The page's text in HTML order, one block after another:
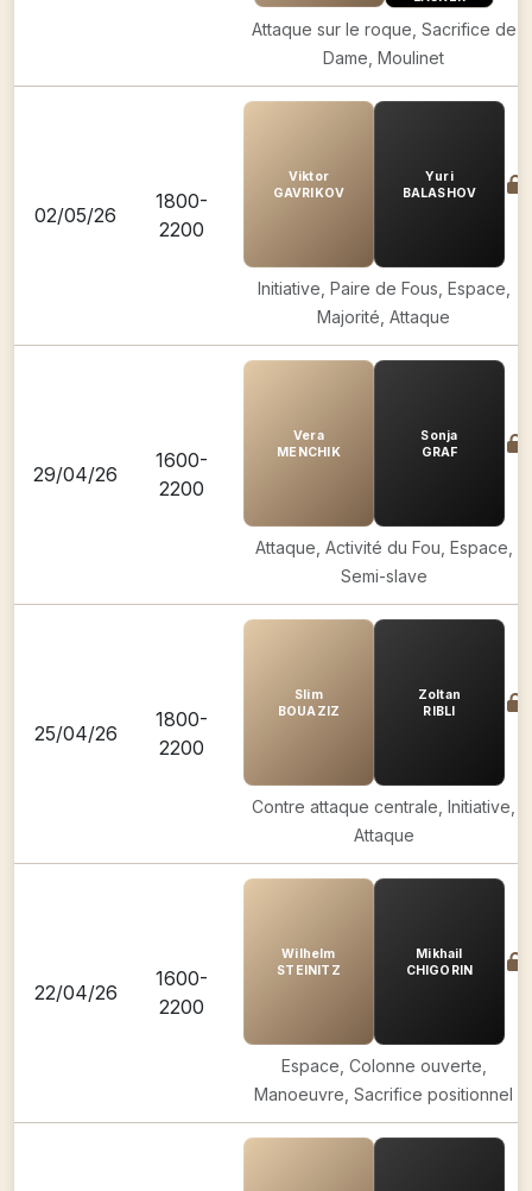
Attaque sur le roque, Sacrifice de
Dame, Moulinet
02/05/26
1800-
2200
Viktor
GAVRIKOV
Yuri
BALASHOV
Initiative, Paire de Fous, Espace,
Majorité, Attaque
29/04/26
1600-
2200
Vera
MENCHIK
Sonja
GRAF
Attaque, Activité du Fou, Espace,
Semi-slave
25/04/26
1800-
2200
Slim
BOUAZIZ
Zoltan
RIBLI
Contre attaque centrale, Initiative,
Attaque
22/04/26
1600-
2200
Wilhelm
STEINITZ
Mikhail
CHIGORIN
Espace, Colonne ouverte,
Manoeuvre, Sacrifice positionnel